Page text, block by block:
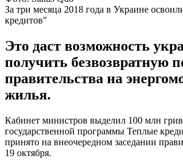
За три месяца 2018 года в Украине
кредитов"
Это даст возможность
получить безвозвратную
правительства на
жилья.
Кабинет министров выделил 100 млн
государственной программы Теплые
принято на внеочередном заседании
19 октября.